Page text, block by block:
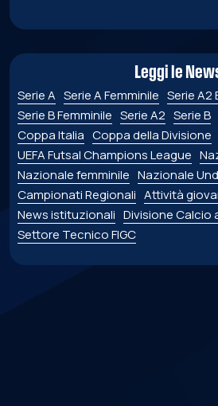
Leggi le
Serie A Serie A Femminile Serie A2
Serie B Femminile Serie A2 Serie B
Coppa Italia Coppa della Divisione
UEFA Futsal Champions League
Nazionale femminile Nazionale
Campionati Regionali Attività
News istituzionali Divisione Calcio
Settore Tecnico FIGC